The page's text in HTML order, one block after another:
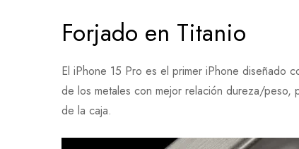
Forjado en Titanio
El iPhone 15 Pro es el primer iPhone diseñado
de los metales con mejor relación dureza/peso,
de la caja.